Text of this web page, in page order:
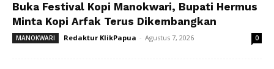
Buka Festival Kopi Manokwari, Bupati Hermus
Minta Kopi Arfak Terus Dikembangkan
MANOKWARI Redaktur KlikPapua - Agustus 7, 2026 0